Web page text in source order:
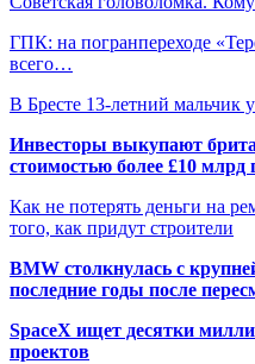
ГПК: на погранпереходе
всего…
В Бресте 13-летний
Инвесторы выкупают
стоимостью более £10 млрд
Как не потерять деньги на
того, как придут строители
BMW столкнулась с
последние годы после
SpaceX ищет десятки
проектов